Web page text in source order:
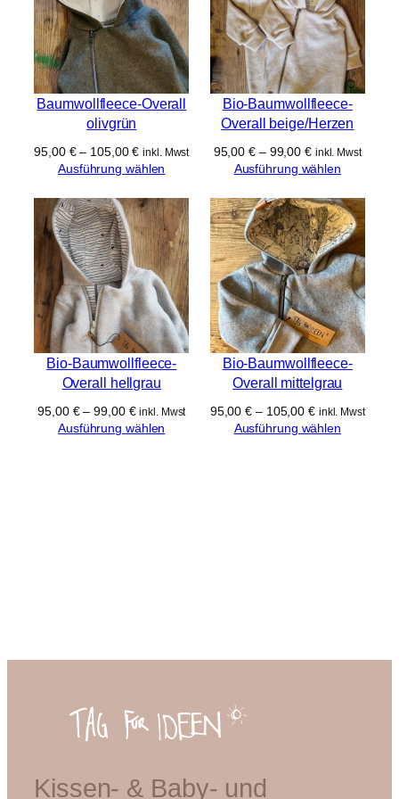
Baumwollfleece-Overall
olivgrün
95,00 €– 105,00€ inkl. Mwst
Ausführung wählen
Bio-Baumwollfleece-
Overall beige/Herzen
95,00€– 99,00€ inkl. Mwst
Ausführung wählen
Bio-Baumwollfleece-
Overall hellgrau
95,00 €–99,00 € inkl. Mwst
Ausführung wählen
Bio-Baumwollfleece-
Overall mittelgrau
95,00€ – 105,00€ inkl. Mwst
Ausführung wählen
Kissen- & Baby- und